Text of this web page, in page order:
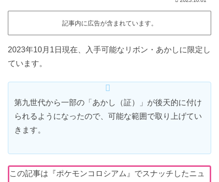
記事内に広告が含まれています。
2023年10月1日現在、入手可能なリボン・あかしに限定し
ています。
第九世代から一部の「あかし（証）」が後天的に付け
られるようになったので、可能な範囲で取り上げてい
きます。
この記事は『ポケモンコロシアム』でスナッチしたニュ